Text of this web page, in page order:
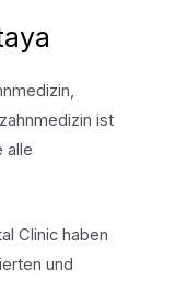
ist
alle
Clinic haben
und